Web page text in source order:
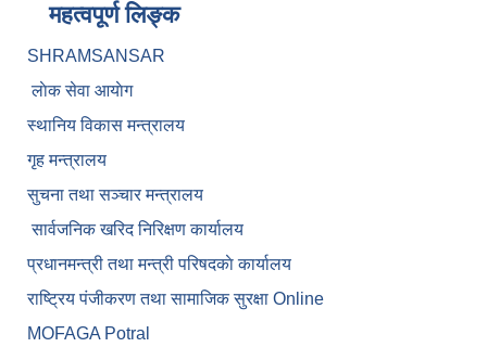
महत्वपूर्ण लिङ्क
SHRAMSANSAR
लाेक सेवा आयाेग
स्थानिय विकास मन्त्रालय
गृह मन्त्रालय
सुचना तथा सञ्चार मन्त्रालय
सार्वजनिक खरिद निरिक्षण कार्यालय
प्रधानमन्त्री तथा मन्त्री परिषदकाे कार्यालय
राष्ट्रिय पंजीकरण तथा सामाजिक सुरक्षा Online
MOFAGA Potral